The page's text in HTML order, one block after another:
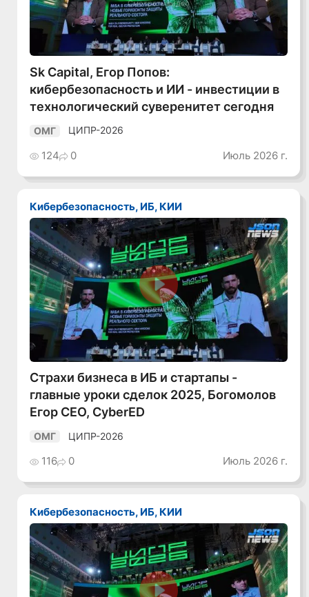
Смотреть видео
Sk Capital, Егор Попов:
кибербезопасность и ИИ - инвестиции в
технологический суверенитет сегодня
ОМГ ЦИПР-2026
124 0 Июль 2026 г.
Кибербезопасность, ИБ, КИИ
Смотреть видео
Страхи бизнеса в ИБ и стартапы -
главные уроки сделок 2025, Богомолов
Егор CEO, CyberED
ОМГ ЦИПР-2026
116 0 Июль 2026 г.
Кибербезопасность, ИБ, КИИ